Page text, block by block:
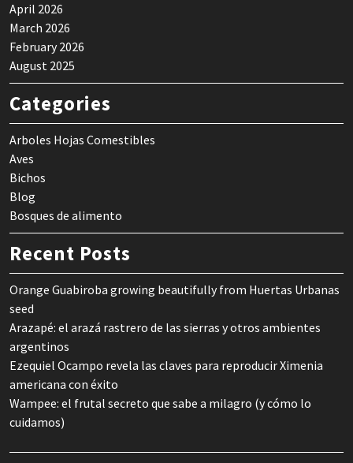
April 2026
March 2026
February 2026
August 2025
Categories
Arboles Hojas Comestibles
Aves
Bichos
Blog
Bosques de alimento
Recent Posts
Orange Guabiroba growing beautifully from Huertas Urbanas
seed
Arazapé: el arazá rastrero de las sierras y otros ambientes
argentinos
Ezequiel Ocampo revela las claves para reproducir Ximenia
americana con éxito
Wampee: el frutal secreto que sabe a milagro (y cómo lo
cuidamos)